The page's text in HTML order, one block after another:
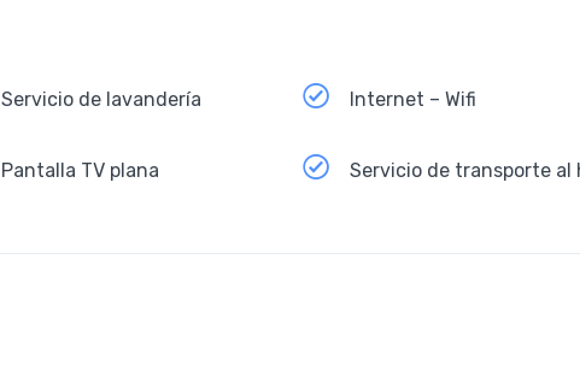
Servicio de lavandería Internet – Wifi
Pantalla TV plana Servicio de transporte al